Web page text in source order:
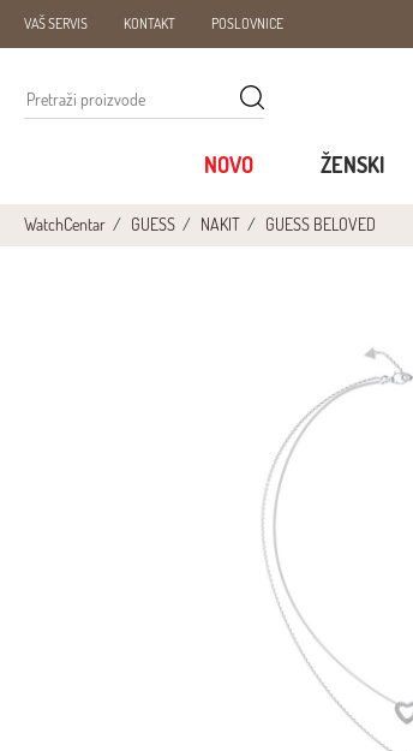
VAŠ SERVIS KONTAKT POSLOVNICE
NOVO ŽENSKI
WatchCentar GUESS NAKIT GUESS BELOVED